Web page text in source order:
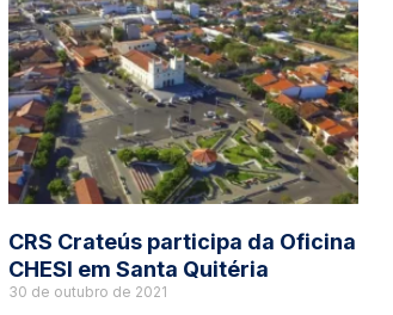
CRS Crateús participa da Oficina
CHESI em Santa Quitéria
30 de outubro de 2021